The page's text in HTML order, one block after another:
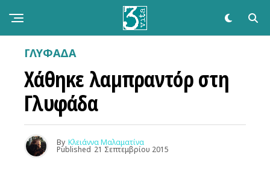
ΓΛΥΦΑΔΑ
Χάθηκε λαμπραντόρ στη
Γλυφάδα
By Κλειάννα Μαλαματίνα
Published 21 Σεπτεμβρίου 2015